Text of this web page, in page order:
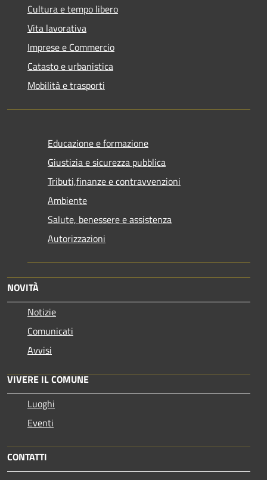
Cultura e tempo libero
Vita lavorativa
Imprese e Commercio
Catasto e urbanistica
Mobilità e trasporti
Educazione e formazione
Giustizia e sicurezza pubblica
Tributi,finanze e contravvenzioni
Ambiente
Salute, benessere e assistenza
Autorizzazioni
NOVITÀ
Notizie
Comunicati
Avvisi
VIVERE IL COMUNE
Luoghi
Eventi
CONTATTI